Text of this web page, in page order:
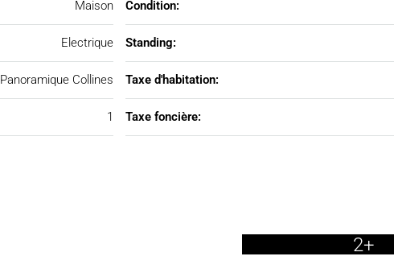
Maison
Electrique
Panoramique Collines
1
Condition:
Standing:
Taxe d'habitation:
Taxe foncière:
2+